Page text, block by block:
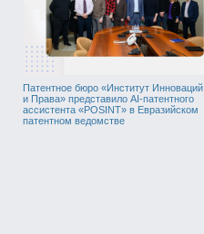
Патентное бюро «Институт Инноваций
и Права» представило AI-патентного
ассистента «POSINT» в Евразийском
патентном ведомстве